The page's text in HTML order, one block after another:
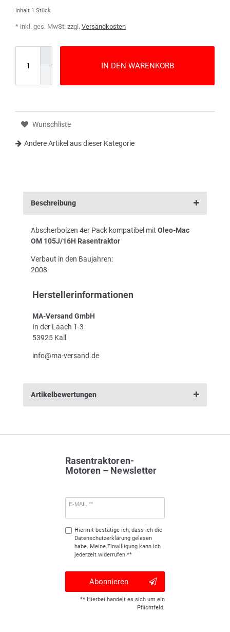
Inhalt 1 Stück
* inkl. ges. MwSt. zzgl. Versandkosten
IN DEN WARENKORB
Wunschliste
Andere Artikel aus dieser Kategorie
Beschreibung
Abscherbolzen 4er Pack kompatibel mit Oleo-Mac
OM 105J/16H Rasentraktor
Verbaut in den Baujahren:
2008
Herstellerinformationen
MA-Versand GmbH
In der Laach 1-3
53925 Kall
info@ma-versand.de
Artikelbewertungen
Rasentraktoren-
Motoren – Newsletter
E-MAIL **
Hiermit bestätige ich, dass ich die
Daten­schutz­erklärunggelesen
habe. Meine Einwilligung kann ich
jederzeit widerrufen.**
Abonnieren
** Hierbei handelt es sich um ein
Pflichtfeld.